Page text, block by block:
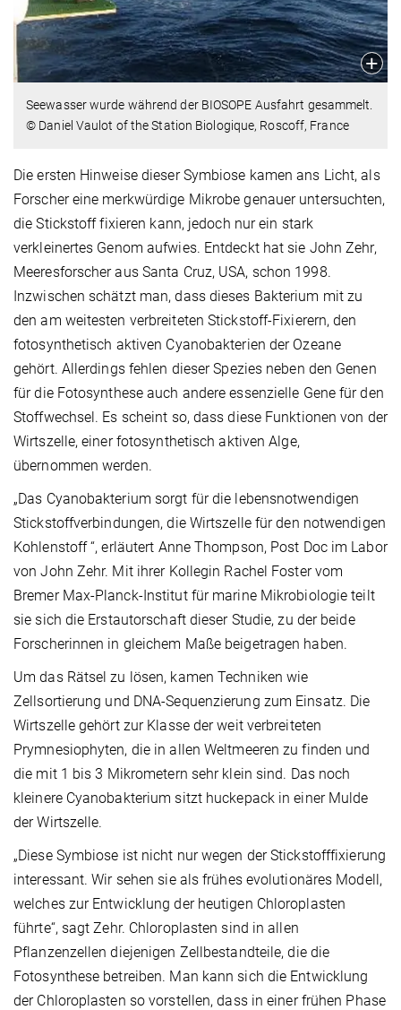
Seewasser wurde während der BIOSOPE Ausfahrt gesammelt.
© Daniel Vaulot of the Station Biologique, Roscoff, France
Die ersten Hinweise dieser Symbiose kamen ans Licht, als
Forscher eine merkwürdige Mikrobe genauer untersuchten,
die Stickstoff fixieren kann, jedoch nur ein stark
verkleinertes Genom aufwies. Entdeckt hat sie John Zehr,
Meeresforscher aus Santa Cruz, USA, schon 1998.
Inzwischen schätzt man, dass dieses Bakterium mit zu
den am weitesten verbreiteten Stickstoff-Fixierern, den
fotosynthetisch aktiven Cyanobakterien der Ozeane
gehört. Allerdings fehlen dieser Spezies neben den Genen
für die Fotosynthese auch andere essenzielle Gene für den
Stoffwechsel. Es scheint so, dass diese Funktionen von der
Wirtszelle, einer fotosynthetisch aktiven Alge,
übernommen werden.
„Das Cyanobakterium sorgt für die lebensnotwendigen
Stickstoffverbindungen, die Wirtszelle für den notwendigen
Kohlenstoff “, erläutert Anne Thompson, Post Doc im Labor
von John Zehr. Mit ihrer Kollegin Rachel Foster vom
Bremer Max-Planck-Institut für marine Mikrobiologie teilt
sie sich die Erstautorschaft dieser Studie, zu der beide
Forscherinnen in gleichem Maße beigetragen haben.
Um das Rätsel zu lösen, kamen Techniken wie
Zellsortierung und DNA-Sequenzierung zum Einsatz. Die
Wirtszelle gehört zur Klasse der weit verbreiteten
Prymnesiophyten, die in allen Weltmeeren zu finden und
die mit 1 bis 3 Mikrometern sehr klein sind. Das noch
kleinere Cyanobakterium sitzt huckepack in einer Mulde
der Wirtszelle.
„Diese Symbiose ist nicht nur wegen der Stickstofffixierung
interessant. Wir sehen sie als frühes evolutionäres Modell,
welches zur Entwicklung der heutigen Chloroplasten
führte“, sagt Zehr. Chloroplasten sind in allen
Pflanzenzellen diejenigen Zellbestandteile, die die
Fotosynthese betreiben. Man kann sich die Entwicklung
der Chloroplasten so vorstellen, dass in einer frühen Phase